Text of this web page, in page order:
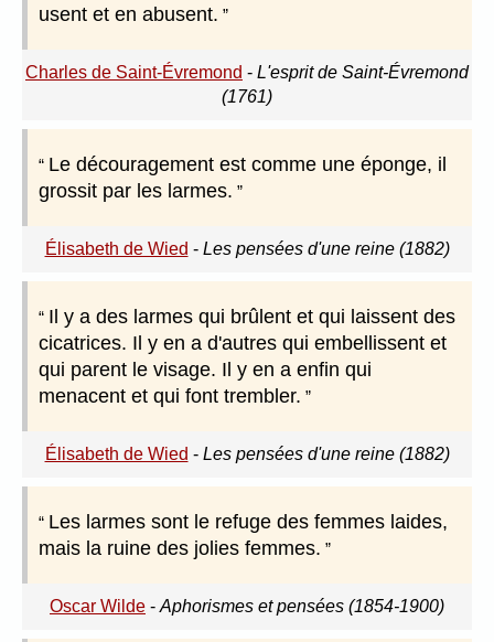
usent et en abusent.
Charles de Saint-Évremond - L'esprit de Saint-Évremond
(1761)
Le découragement est comme une éponge, il
grossit par les larmes.
Élisabeth de Wied - Les pensées d'une reine (1882)
Il y a des larmes qui brûlent et qui laissent des
cicatrices. Il y en a d'autres qui embellissent et
qui parent le visage. Il y en a enfin qui
menacent et qui font trembler.
Élisabeth de Wied - Les pensées d'une reine (1882)
Les larmes sont le refuge des femmes laides,
mais la ruine des jolies femmes.
Oscar Wilde - Aphorismes et pensées (1854-1900)